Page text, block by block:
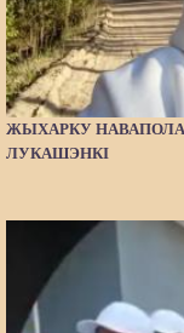
ЖЫХАРКУ
ЛУКАШЭНКІ